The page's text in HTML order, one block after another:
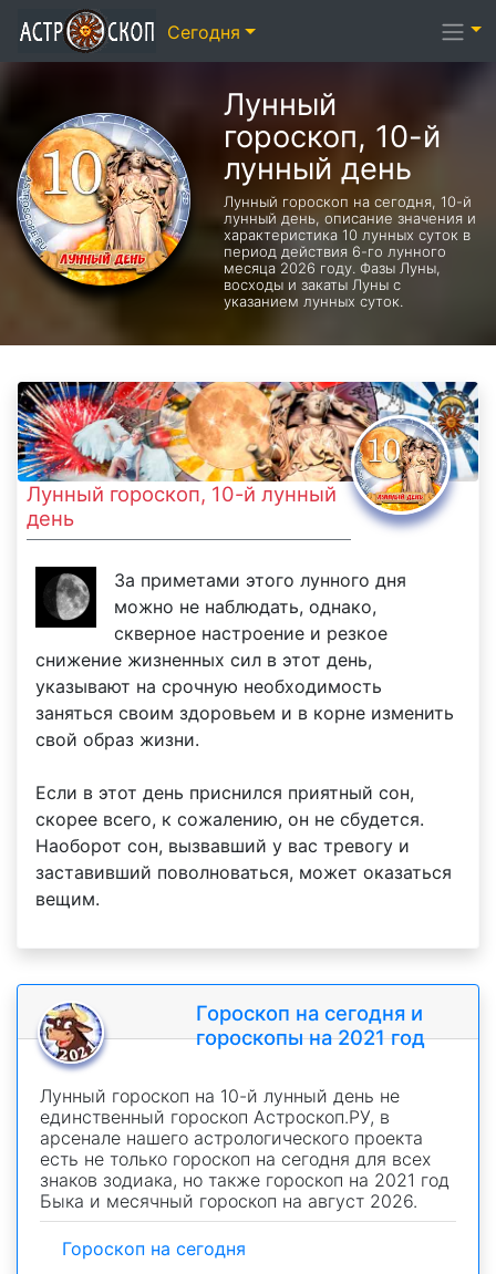
Лунный
гороскоп, 10-й
лунный день
Лунный гороскоп на сегодня, 10-й
лунный день, описание значения и
характеристика 10 лунных суток в
период действия 6-го лунного
месяца 2026 году. Фазы Луны,
восходы и закаты Луны с
указанием лунных суток.
Лунный гороскоп, 10-й лунный
день
За приметами этого лунного дня
можно не наблюдать, однако,
скверное настроение и резкое
снижение жизненных сил в этот день,
указывают на срочную необходимость
заняться своим здоровьем и в корне изменить
свой образ жизни.
Если в этот день приснился приятный сон,
скорее всего, к сожалению, он не сбудется.
Наоборот сон, вызвавший у вас тревогу и
заставивший поволноваться, может оказаться
вещим.
Гороскоп на сегодня и
гороскопы на 2021 год
Лунный гороскоп на 10-й лунный день не
единственный гороскоп Астроскоп.РУ, в
арсенале нашего астрологического проекта
есть не только гороскоп на сегодня для всех
знаков зодиака, но также гороскоп на 2021 год
Быка и месячный гороскоп на август 2026.
Гороскоп на сегодня
Сегодня